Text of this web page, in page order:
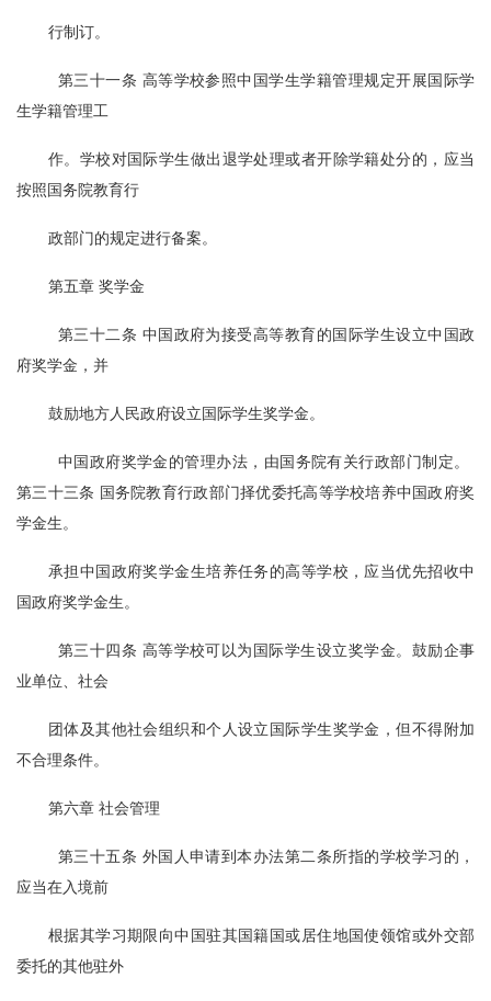
行制订。
  第三十一条 高等学校参照中国学生学籍管理规定开展国际学
生学籍管理工
作。学校对国际学生做出退学处理或者开除学籍处分的，应当
按照国务院教育行
政部门的规定进行备案。
第五章 奖学金
  第三十二条 中国政府为接受高等教育的国际学生设立中国政
府奖学金，并
鼓励地方人民政府设立国际学生奖学金。
  中国政府奖学金的管理办法，由国务院有关行政部门制定。 
第三十三条 国务院教育行政部门择优委托高等学校培养中国政府奖
学金生。
承担中国政府奖学金生培养任务的高等学校，应当优先招收中
国政府奖学金生。
  第三十四条 高等学校可以为国际学生设立奖学金。鼓励企事
业单位、社会
团体及其他社会组织和个人设立国际学生奖学金，但不得附加
不合理条件。
第六章 社会管理
  第三十五条 外国人申请到本办法第二条所指的学校学习的，
应当在入境前
根据其学习期限向中国驻其国籍国或居住地国使领馆或外交部
委托的其他驻外